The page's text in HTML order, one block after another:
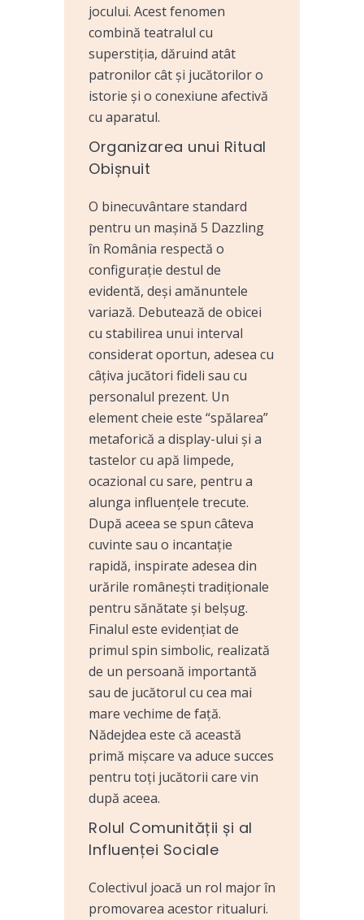
jocului. Acest fenomen
combină teatralul cu
superstiția, dăruind atât
patronilor cât și jucătorilor o
istorie și o conexiune afectivă
cu aparatul.
Organizarea unui Ritual
Obișnuit
O binecuvântare standard
pentru un mașină 5 Dazzling
în România respectă o
configurație destul de
evidentă, deși amănuntele
variază. Debutează de obicei
cu stabilirea unui interval
considerat oportun, adesea cu
câțiva jucători fideli sau cu
personalul prezent. Un
element cheie este “spălarea”
metaforică a display-ului și a
tastelor cu apă limpede,
ocazional cu sare, pentru a
alunga influențele trecute.
După aceea se spun câteva
cuvinte sau o incantație
rapidă, inspirate adesea din
urările românești tradiționale
pentru sănătate și belșug.
Finalul este evidențiat de
primul spin simbolic, realizată
de un persoană importantă
sau de jucătorul cu cea mai
mare vechime de față.
Nădejdea este că această
primă mișcare va aduce succes
pentru toți jucătorii care vin
după aceea.
Rolul Comunității și al
Influenței Sociale
Colectivul joacă un rol major în
promovarea acestor ritualuri.